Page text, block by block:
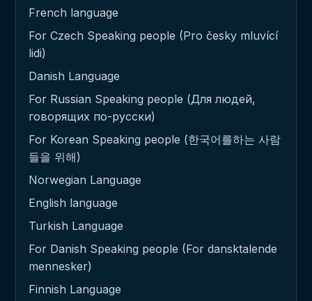
French language
For Czech Speaking people (Pro česky mluvící
lidi)
Danish Language
For Russian Speaking people (Для людей,
говорящих по-русски)
For Korean Speaking people (한국어를하는 사람
들을 위해)
Norwegian Language
English language
Turkish Language
For Danish Speaking people (For dansktalende
mennesker)
Finnish Language